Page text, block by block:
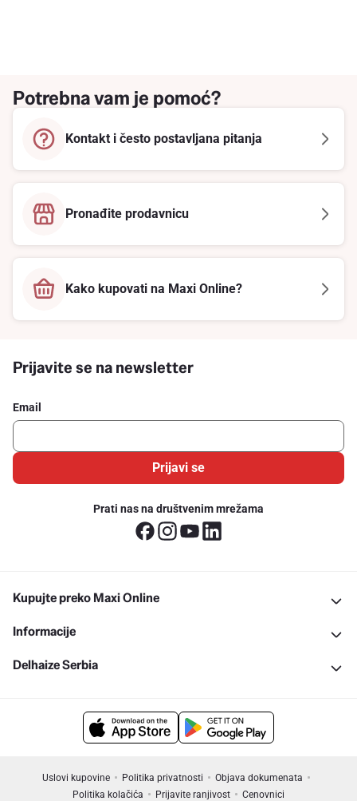
Potrebna vam je pomoć?
Kontakt i često postavljana pitanja
Pronađite prodavnicu
Kako kupovati na Maxi Online?
Prijavite se na newsletter
Email
Prijavi se
Prati nas na društvenim mrežama
Kupujte preko Maxi Online
Informacije
Delhaize Serbia
Uslovi kupovine Politika privatnosti
Objava dokumenata
Politika kolačića
Prijavite ranjivost
Cenovnici